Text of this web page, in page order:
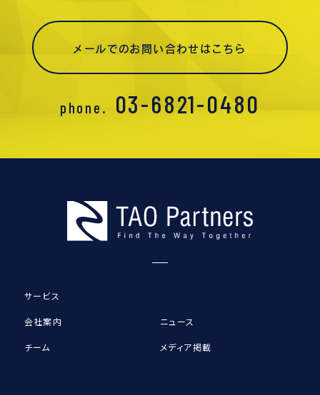
メールでのお問い合わせはこちら
phone. 03-6821-0480
サービス
会社案内
チーム
ニュース
メディア掲載